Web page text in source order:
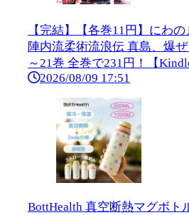
【完結】【各巻11円】にわの
陣内流柔術流浪伝 真島、爆
～21巻 全巻で231円！【
2026/08/09 17:51
BottHealth 真空断熱マグボト